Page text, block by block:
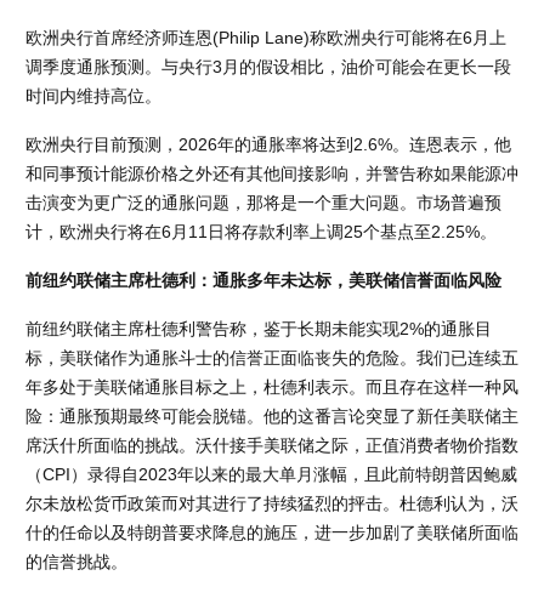
欧洲央行首席经济师连恩(Philip Lane)称欧洲央行可能将在6月上
调季度通胀预测。与央行3月的假设相比，油价可能会在更长一段
时间内维持高位。
欧洲央行目前预测，2026年的通胀率将达到2.6%。连恩表示，他
和同事预计能源价格之外还有其他间接影响，并警告称如果能源冲
击演变为更广泛的通胀问题，那将是一个重大问题。市场普遍预
计，欧洲央行将在6月11日将存款利率上调25个基点至2.25%。
前纽约联储主席杜德利：通胀多年未达标，美联储信誉面临风险
前纽约联储主席杜德利警告称，鉴于长期未能实现2%的通胀目
标，美联储作为通胀斗士的信誉正面临丧失的危险。我们已连续五
年多处于美联储通胀目标之上，杜德利表示。而且存在这样一种风
险：通胀预期最终可能会脱锚。他的这番言论突显了新任美联储主
席沃什所面临的挑战。沃什接手美联储之际，正值消费者物价指数
（CPI）录得自2023年以来的最大单月涨幅，且此前特朗普因鲍威
尔未放松货币政策而对其进行了持续猛烈的抨击。杜德利认为，沃
什的任命以及特朗普要求降息的施压，进一步加剧了美联储所面临
的信誉挑战。